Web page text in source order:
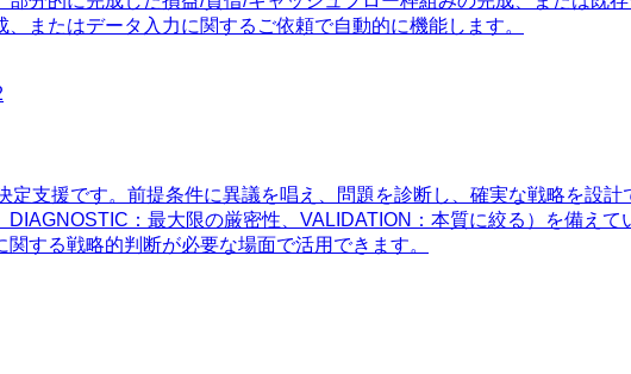
またはデータ入力に関するご依頼で自動的に機能します。
定支援です。前提条件に異議を唱え、問題を診断し、確実な戦略を設
DIAGNOSTIC：最大限の厳密性、VALIDATION：本質に絞る）を備え
する戦略的判断が必要な場面で活用できます。